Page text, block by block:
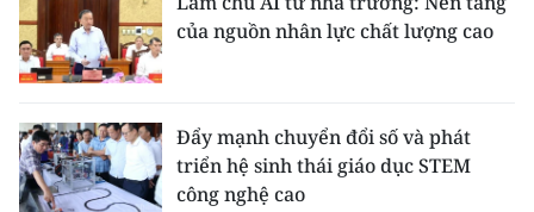
của nguồn nhân lực chất lượng cao
Đẩy mạnh chuyển đổi số và phát
triển hệ sinh thái giáo dục STEM
công nghệ cao